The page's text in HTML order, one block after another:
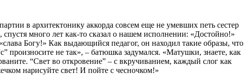
в архитектонику аккорда совсем еще не умевших петь сестер
много лет как-то сказал о нашем исполнении: «Достойно!»
Богу!» Как выдающийся педагог, он находил такие образы, что
произносите не так», – батюшка задумался. «Матушки, знаете, как
“Свет во откровение” – с вкручиванием, каждый слог как
нарисуйте свет! И пойте с чесночком!»